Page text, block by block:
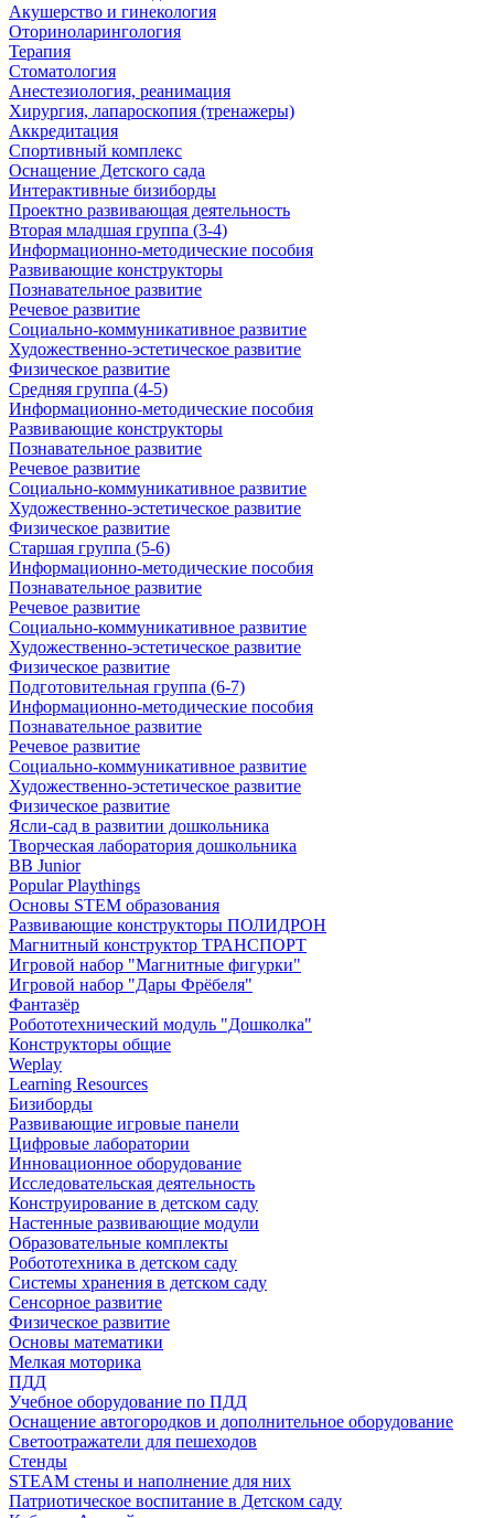
Акушерство и гинекология
Оториноларингология
Терапия
Стоматология
Анестезиология, реанимация
Хирургия, лапароскопия (тренажеры)
Аккредитация
Спортивный комплекс
Оснащение Детского сада
Интерактивные бизиборды
Проектно развивающая деятельность
Вторая младшая группа (3-4)
Информационно-методические пособия
Развивающие конструкторы
Познавательное развитие
Речевое развитие
Социально-коммуникативное развитие
Художественно-эстетическое развитие
Физическое развитие
Средняя группа (4-5)
Информационно-методические пособия
Развивающие конструкторы
Познавательное развитие
Речевое развитие
Социально-коммуникативное развитие
Художественно-эстетическое развитие
Физическое развитие
Старшая группа (5-6)
Информационно-методические пособия
Познавательное развитие
Речевое развитие
Социально-коммуникативное развитие
Художественно-эстетическое развитие
Физическое развитие
Подготовительная группа (6-7)
Информационно-методические пособия
Познавательное развитие
Речевое развитие
Социально-коммуникативное развитие
Художественно-эстетическое развитие
Физическое развитие
Ясли-сад в развитии дошкольника
Творческая лаборатория дошкольника
BB Junior
Popular Playthings
Основы STEM образования
Развивающие конструкторы ПОЛИДРОН
Магнитный конструктор ТРАНСПОРТ
Игровой набор "Магнитные фигурки"
Игровой набор "Дары Фрёбеля"
Фантазёр
Робототехнический модуль "Дошколка"
Конструкторы общие
Weplay
Learning Resources
Бизиборды
Развивающие игровые панели
Цифровые лаборатории
Инновационное оборудование
Исследовательская деятельность
Конструирование в детском саду
Настенные развивающие модули
Образовательные комплекты
Робототехника в детском саду
Системы хранения в детском саду
Сенсорное развитие
Физическое развитие
Основы математики
Мелкая моторика
ПДД
Учебное оборудование по ПДД
Оснащение автогородков и дополнительное оборудование
Светоотражатели для пешеходов
Стенды
STEAM стены и наполнение для них
Патриотическое воспитание в Детском саду